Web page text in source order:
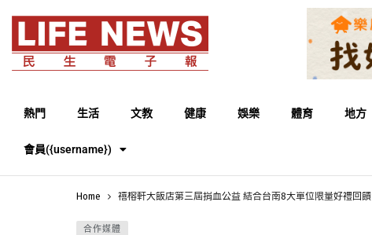
熱門 生活 文教 健康 娛樂 體育 地方
會員({username})
Home 禧榕軒大飯店第三屆捐血公益 結合台南8大單位限量好禮回饋
合作媒體